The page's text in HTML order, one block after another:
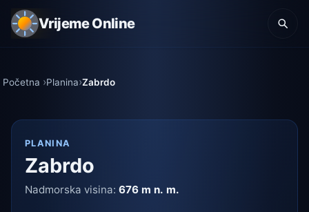
Vrijeme Online
Početna Planina Zabrdo
PLANINA
Zabrdo
Nadmorska visina:676 m n. m.